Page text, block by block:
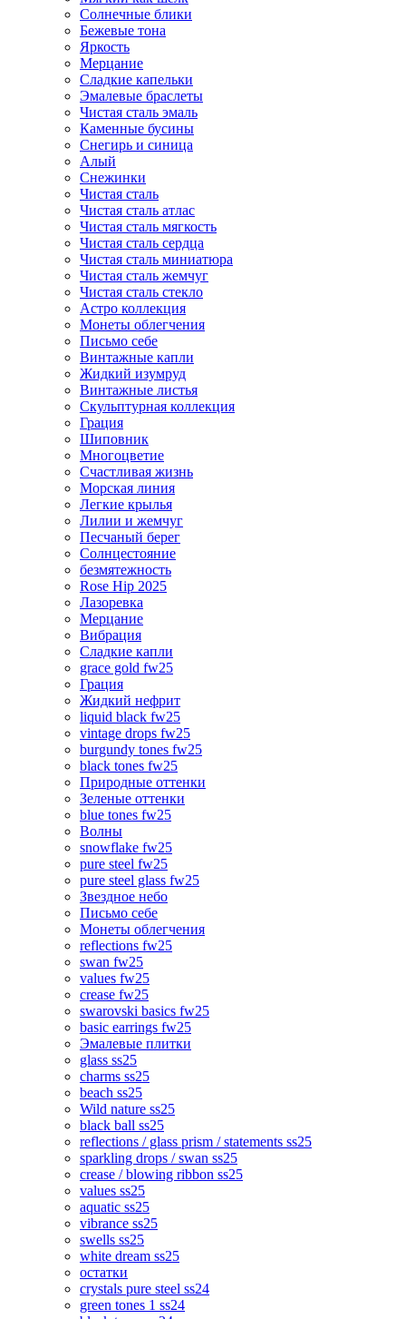
Солнечные блики
Бежевые тона
Яркость
Мерцание
Сладкие капельки
Эмалевые браслеты
Чистая сталь эмаль
Каменные бусины
Снегирь и синица
Алый
Снежинки
Чистая сталь
Чистая сталь атлас
Чистая сталь мягкость
Чистая сталь сердца
Чистая сталь миниатюра
Чистая сталь жемчуг
Чистая сталь стекло
Астро коллекция
Монеты облегчения
Письмо себе
Винтажные капли
Жидкий изумруд
Винтажные листья
Скульптурная коллекция
Грация
Шиповник
Многоцветие
Счастливая жизнь
Морская линия
Легкие крылья
Лилии и жемчуг
Песчаный берег
Солнцестояние
безмятежность
Rose Hip 2025
Лазоревка
Мерцание
Вибрация
Сладкие капли
grace gold fw25
Грация
Жидкий нефрит
liquid black fw25
vintage drops fw25
burgundy tones fw25
black tones fw25
Природные оттенки
Зеленые оттенки
blue tones fw25
Волны
snowflake fw25
pure steel fw25
pure steel glass fw25
Звездное небо
Письмо себе
Монеты облегчения
reflections fw25
swan fw25
values fw25
crease fw25
swarovski basics fw25
basic earrings fw25
Эмалевые плитки
glass ss25
charms ss25
beach ss25
Wild nature ss25
black ball ss25
reflections / glass prism / statements ss25
sparkling drops / swan ss25
crease / blowing ribbon ss25
values ss25
aquatic ss25
vibrance ss25
swells ss25
white dream ss25
остатки
crystals pure steel ss24
green tones 1 ss24